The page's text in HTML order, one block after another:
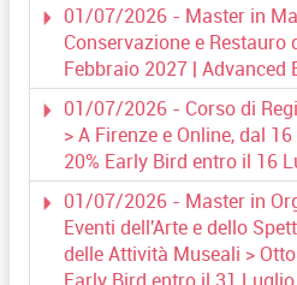
01/07/2026 - Master in
Conservazione e Restauro
Febbraio 2027 | Advanced
01/07/2026 - Corso di
> A Firenze e Online, dal
20% Early Bird entro il 16
01/07/2026 - Master in
Eventi dell'Arte e dello
delle Attività Museali >